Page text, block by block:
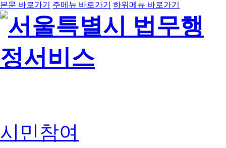
본문 바로가기 주메뉴 바로가기 하위메뉴 바로가기
시민참여